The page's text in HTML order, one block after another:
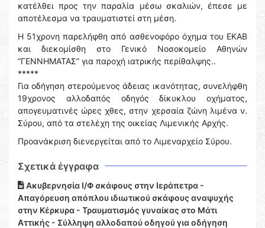
κατέλθει προς την παραλία μέσω σκαλιών, έπεσε με
αποτέλεσμα να τραυματιστεί στη μέση.
Η 51χρονη παρελήφθη από ασθενοφόρο όχημα του ΕΚΑΒ
και διεκομίσθη στο Γενικό Νοσοκομείο Αθηνών
“ΓΕΝΝΗΜΑΤΑΣ” για παροχή ιατρικής περίθαλψης..
*****
Για οδήγηση στερούμενος άδειας ικανότητας, συνελήφθη
19χρονος αλλοδαπός οδηγός δίκυκλου οχήματος,
απογευματινές ώρες χθες, στην χερσαία ζώνη λιμένα ν.
Σύρου, από τα στελέχη της οικείας Λιμενικής Αρχής.
Προανάκριση διενεργείται από το Λιμεναρχείο Σύρου.
Σχετικά έγγραφα
Ακυβερνησία Ι/Φ σκάφους στην Ιεράπετρα -
Απαγόρευση απόπλου ιδιωτικού σκάφους αναψυχής
στην Κέρκυρα - Τραυματισμός γυναίκας στο Μάτι
Αττικής - Σύλληψη αλλοδαπού οδηγού για οδήγηση